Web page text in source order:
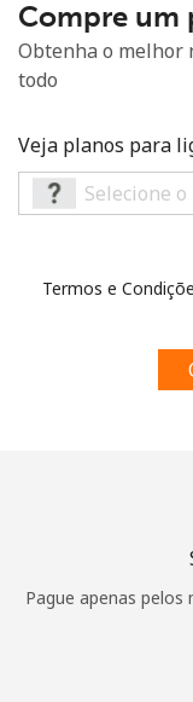
Mínimo de 8
Uma letra
Um caractere
Mantenha contato
Compre um
Obtenha o melhor
todo
Veja planos para
Termos e
Pague apenas